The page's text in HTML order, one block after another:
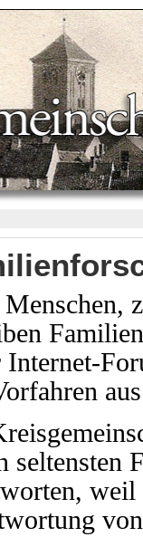
Internet-
seltensten